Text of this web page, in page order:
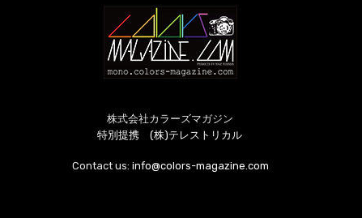
株式会社カラーズマガジン
特別提携 (株)テレストリカル
Contact us: info@colors-magazine.com